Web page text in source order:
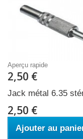
Aperçu rapide
2,50 €
Jack métal 6.35
2,50 €
Ajouter au